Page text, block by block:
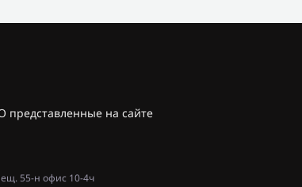
представленные на сайте
55-н офис 10-4ч